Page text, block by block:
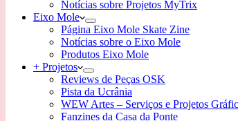
Notícias sobre Projetos MyTrix
Eixo Mole
Página Eixo Mole Skate Zine
Notícias sobre o Eixo Mole
Produtos Eixo Mole
+ Projetos
Reviews de Peças OSK
Pista da Ucrânia
WEW Artes – Serviços e Projetos
Fanzines da Casa da Ponte